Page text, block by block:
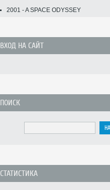
2001 - A SPACE ODYSSEY
ВХОД НА САЙТ
ПОИСК
СТАТИСТИКА